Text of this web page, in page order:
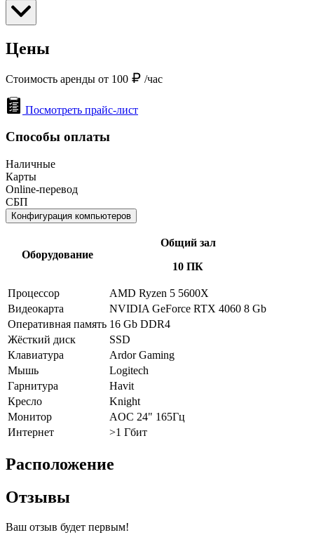
Цены
Стоимость аренды от 100 /час
Посмотреть прайс-лист
Способы оплаты
Наличные
Карты
Online-перевод
СБП
Конфигурация компьютеров
Оборудование
Общий зал
10 ПК
Процессор
AMD Ryzen 5 5600X
Видеокарта
NVIDIA GeForce RTX 4060 8 Gb
Оперативная память 16 Gb DDR4
Жёсткий диск
SSD
Клавиатура
Ardor Gaming
Мышь
Logitech
Гарнитура
Havit
Кресло
Knight
Монитор
AOC 24" 165Гц
Интернет
>1 Гбит
Расположение
Отзывы
Ваш отзыв будет первым!